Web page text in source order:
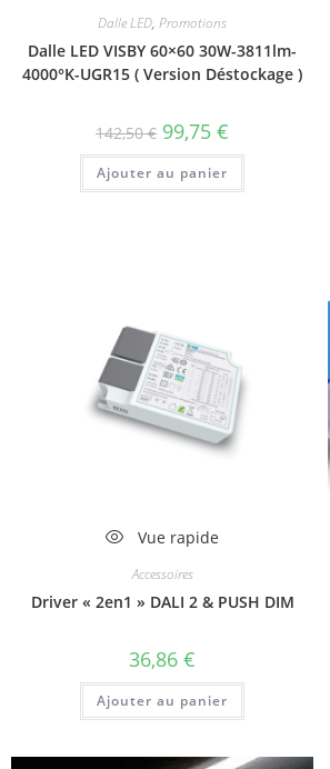
Dalle LED,Promotions
Dalle LED VISBY 60×60 30W-3811lm-
4000°K-UGR15 ( Version Déstockage )
142,50€ Le
prix
initial
était :
142,50 €.
99,75€
actuel
99,75 €.
Ajouter au panier
Vue rapide
Accessoires
Driver « 2en1 » DALI 2 & PUSH DIM
36,86€
Ajouter au panier